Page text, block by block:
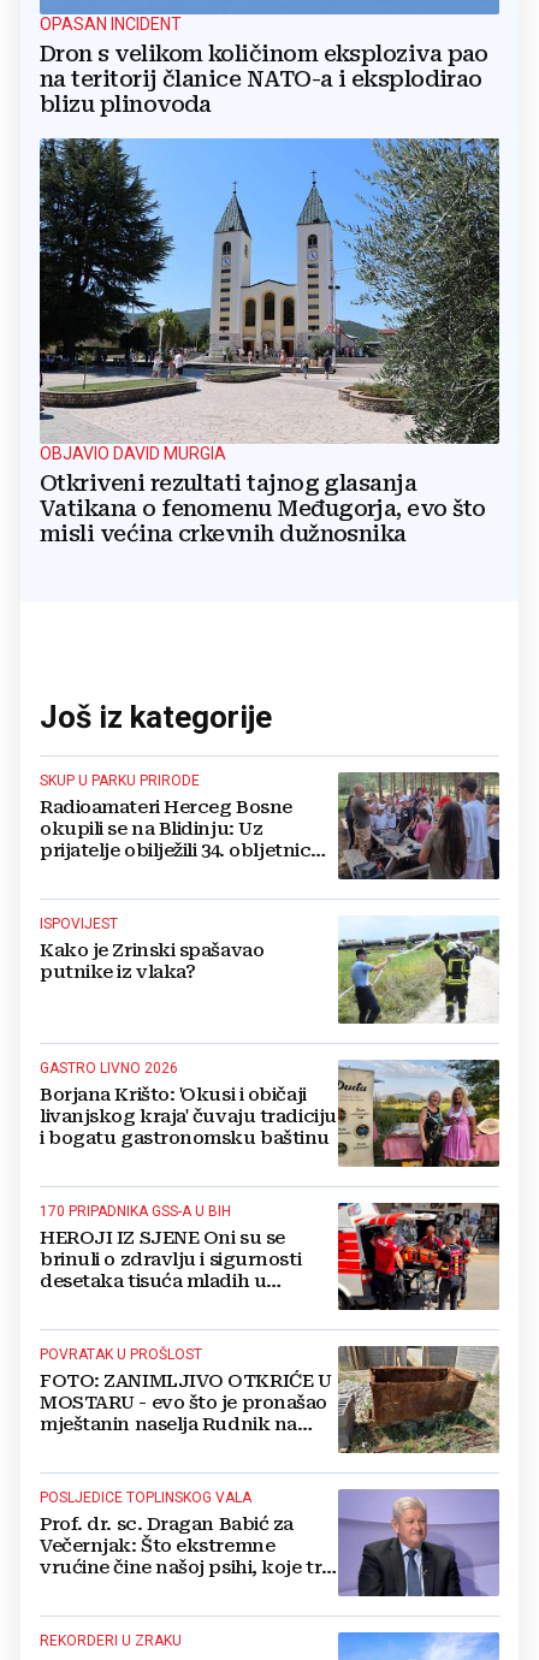
OPASAN INCIDENT
Dron s velikom količinom eksploziva pao
na teritorij članice NATO-a i eksplodirao
blizu plinovoda
OBJAVIO DAVID MURGIA
Otkriveni rezultati tajnog glasanja
Vatikana o fenomenu Međugorja, evo što
misli većina crkevnih dužnosnika
Još iz kategorije
SKUP U PARKU PRIRODE
Radioamateri Herceg Bosne
okupili se na Blidinju: Uz
prijatelje obilježili 34. obljetnicu
ISPOVIJEST
Kako je Zrinski spašavao
putnike iz vlaka?
GASTRO LIVNO 2026
Borjana Krišto: 'Okusi i običaji
livanjskog kraja' čuvaju tradiciju
i bogatu gastronomsku baštinu
170 PRIPADNIKA GSS-A U BIH
HEROJI IZ SJENE Oni su se
brinuli o zdravlju i sigurnosti
desetaka tisuća mladih u
FOTOGRAFIJE
POVRATAK U PROŠLOST
FOTO: ZANIMLJIVO OTKRIĆE U
MOSTARU - evo što je pronašao
mještanin naselja Rudnik na
POSLJEDICE TOPLINSKOG VALA
Prof. dr. sc. Dragan Babić za
Večernjak: Što ekstremne
vrućine čine našoj psihi, koje tri
boriti...
REKORDERI U ZRAKU